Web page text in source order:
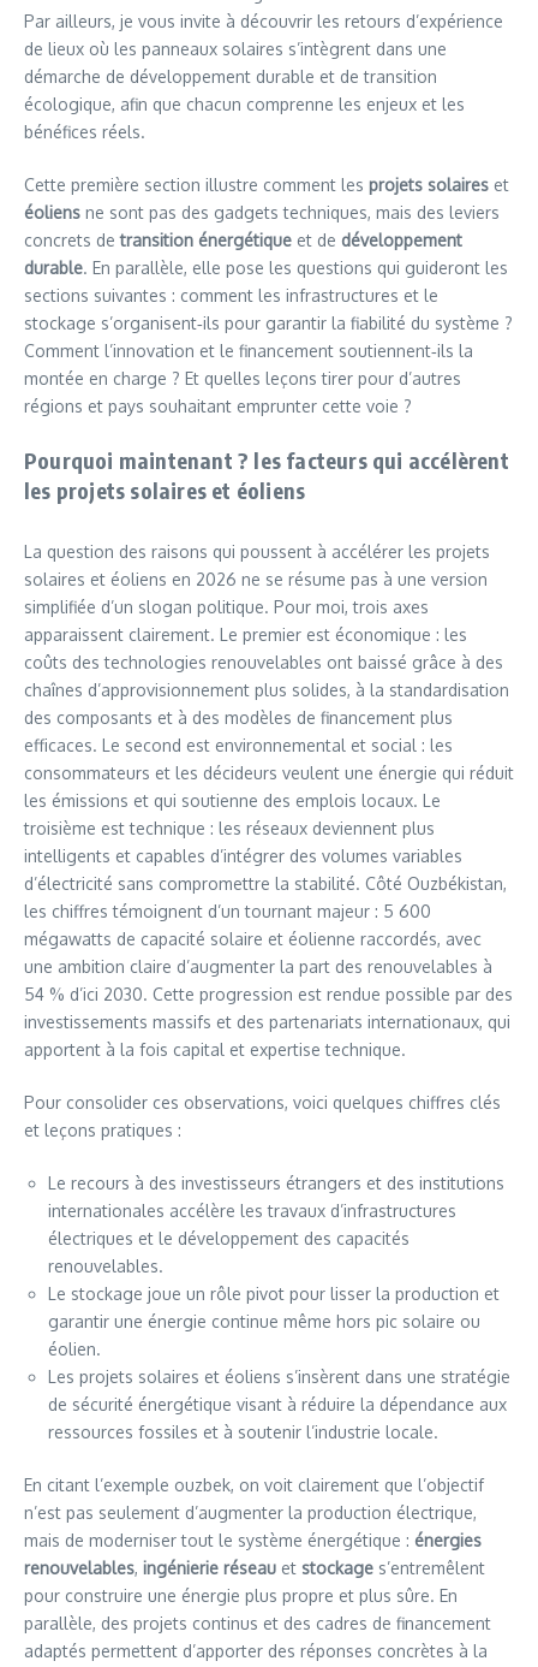
Par ailleurs, je vous invite à découvrir les retours d’expérience
de lieux où les panneaux solaires s’intègrent dans une
démarche de développement durable et de transition
écologique, afin que chacun comprenne les enjeux et les
bénéfices réels.
Cette première section illustre comment les projets solaires et
éoliens ne sont pas des gadgets techniques, mais des leviers
concrets detransition énergétique et de développement
durable. En parallèle, elle pose les questions qui guideront les
sections suivantes : comment les infrastructures et le
stockage s’organisent‑ils pour garantir la fiabilité du système ?
Comment l’innovation et le financement soutiennent‑ils la
montée en charge ? Et quelles leçons tirer pour d’autres
régions et pays souhaitant emprunter cette voie ?
Pourquoi maintenant ? les facteurs qui accélèrent
les projets solaires et éoliens
La question des raisons qui poussent à accélérer les projets
solaires et éoliens en 2026 ne se résume pas à une version
simplifiée d’un slogan politique. Pour moi, trois axes
apparaissent clairement. Le premier est économique : les
coûts des technologies renouvelables ont baissé grâce à des
chaînes d’approvisionnement plus solides, à la standardisation
des composants et à des modèles de financement plus
efficaces. Le second est environnemental et social : les
consommateurs et les décideurs veulent une énergie qui réduit
les émissions et qui soutienne des emplois locaux. Le
troisième est technique : les réseaux deviennent plus
intelligents et capables d’intégrer des volumes variables
d’électricité sans compromettre la stabilité. Côté Ouzbékistan,
les chiffres témoignent d’un tournant majeur : 5 600
mégawatts de capacité solaire et éolienne raccordés, avec
une ambition claire d’augmenter la part des renouvelables à
54 % d’ici 2030. Cette progression est rendue possible par des
investissements massifs et des partenariats internationaux, qui
apportent à la fois capital et expertise technique.
Pour consolider ces observations, voici quelques chiffres clés
et leçons pratiques :
Le recours à des investisseurs étrangers et des institutions
internationales accélère les travaux d’infrastructures
électriques et le développement des capacités
renouvelables.
Le stockage joue un rôle pivot pour lisser la production et
garantir une énergie continue même hors pic solaire ou
éolien.
Les projets solaires et éoliens s’insèrent dans une stratégie
de sécurité énergétique visant à réduire la dépendance aux
ressources fossiles et à soutenir l’industrie locale.
En citant l’exemple ouzbek, on voit clairement que l’objectif
n’est pas seulement d’augmenter la production électrique,
mais de moderniser tout le système énergétique : énergies
renouvelables, ingénierie réseau et stockage s’entremêlent
pour construire une énergie plus propre et plus sûre. En
parallèle, des projets continus et des cadres de financement
adaptés permettent d’apporter des réponses concrètes à la